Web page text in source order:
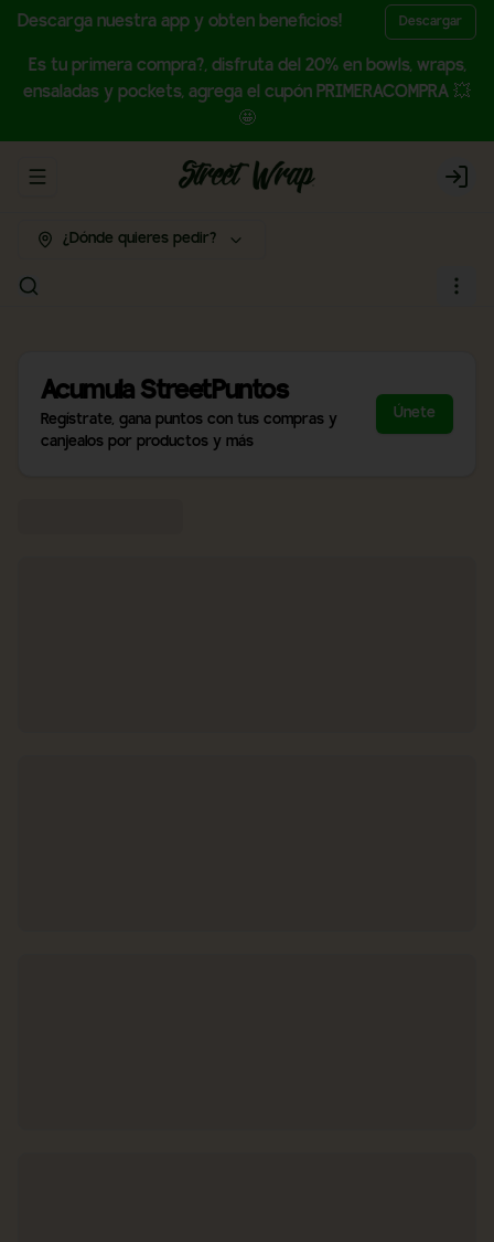
Descarga nuestra app y obten beneficios! Descargar
Es tu primera compra?, disfruta del 20% en bowls, wraps,
ensaladas y pockets, agrega el cupón PRIMERACOMPRA 💥
🤩
Abrir menu de navegación Login
¿Dónde quieres pedir?
Acumula StreetPuntos
Regístrate, gana puntos con tus compras y
canjealos por productos y más
Únete